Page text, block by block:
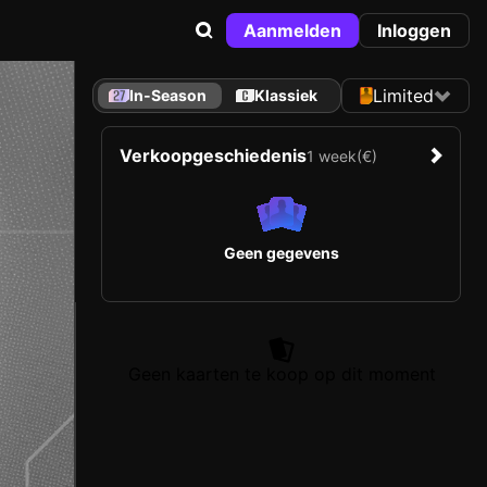
Aanmelden Inloggen
In-Season Klassiek Limited
Verkoopgeschiedenis1 week(€)
Geen gegevens